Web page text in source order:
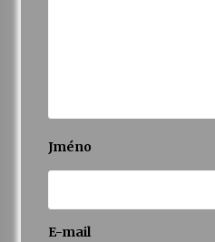
Jméno
E-mail